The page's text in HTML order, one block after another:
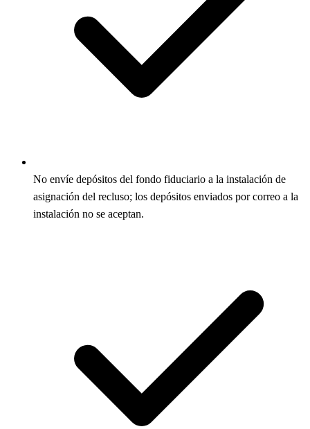
No envíe depósitos del fondo fiduciario a la instalación de
asignación del recluso; los depósitos enviados por correo a la
instalación no se aceptan.